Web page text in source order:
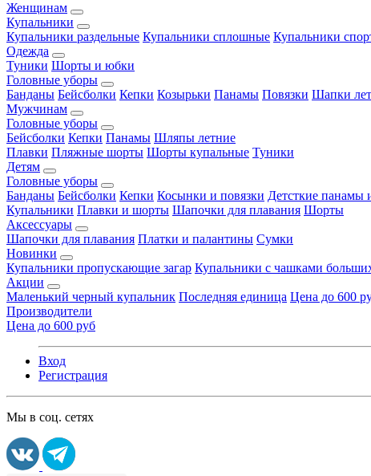
Женщинам
Купальники
Купальники раздельные Купальники сплошные Купальники
Одежда
Туники Шорты и юбки
Головные уборы
Банданы Бейсболки Кепки Козырьки Панамы Повязки Шапки
Мужчинам
Головные уборы
Бейсболки Кепки Панамы Шляпы летние
Плавки Пляжные шорты Шорты купальные Туники
Детям
Головные уборы
Банданы Бейсболки Кепки Косынки и повязки Детсткие панамы
Купальники Плавки и шорты Шапочки для плавания Шорты
Аксессуары
Шапочки для плавания Платки и палантины Сумки
Новинки
Купальники пропускающие загар Купальники с чашками
Акции
Маленький черный купальник Последняя единица Цена до 600
Производители
Цена до 600 руб
Вход
Регистрация
Мы в соц. сетях